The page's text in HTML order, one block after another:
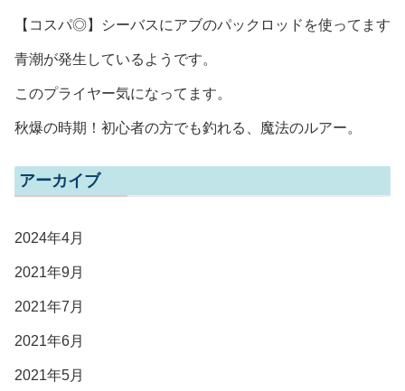
【コスパ◎】シーバスにアブのパックロッドを使ってます
青潮が発生しているようです。
このプライヤー気になってます。
秋爆の時期！初心者の方でも釣れる、魔法のルアー。
アーカイブ
2024年4月
2021年9月
2021年7月
2021年6月
2021年5月